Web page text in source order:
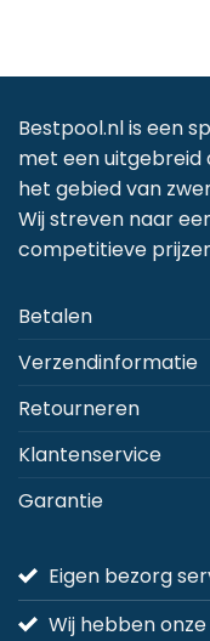
Bestpool.nl is een
met een
het gebied van
Wij streven naar
competitieve
Betalen
Verzendinformatie
Retourneren
Klantenservice
Garantie
Eigen bezorg
Wij hebben